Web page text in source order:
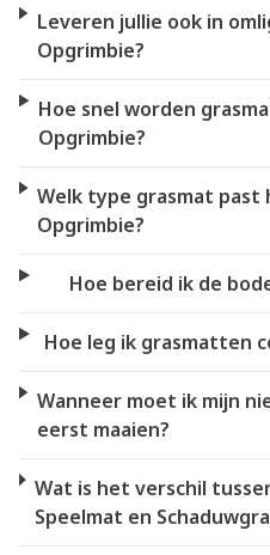
Leveren jullie ook in
Opgrimbie?
Hoe snel worden
Opgrimbie?
Welk type grasmat
Opgrimbie?
Hoe bereid ik de
Hoe leg ik grasmatten
Wanneer moet ik mijn
eerst maaien?
Wat is het verschil
Speelmat en